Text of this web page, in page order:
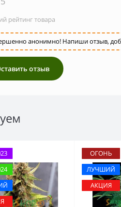
рейтинг товара
анонимно! Напиши отзыв,
отзыв
ОГОНЬ
ЛУЧШИЙ
АКЦИЯ